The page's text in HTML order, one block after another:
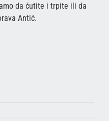
da ćutite i trpite ili da
Antić.